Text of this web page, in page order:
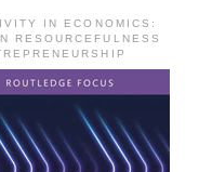
IN ECONOMICS:
RESOURCEFULNESS